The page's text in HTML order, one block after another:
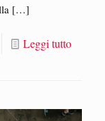
[…]
Leggi tutto